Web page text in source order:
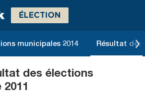
ÉLECTION
municipales 2014 Résultat des
des élections